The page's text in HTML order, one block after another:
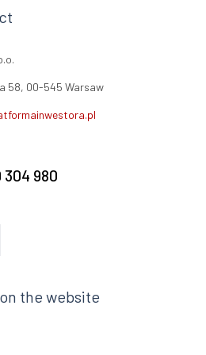
58, 00-545 Warsaw
304 980
on the website